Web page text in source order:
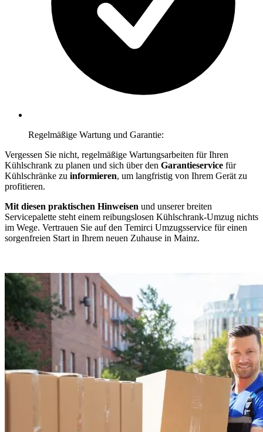
Regelmäßige Wartung und Garantie:
Vergessen Sie nicht, regelmäßige Wartungsarbeiten für Ihren
Kühlschrank zu planen und sich über den Garantieservice für
Kühlschränke zu informieren, um langfristig von Ihrem Gerät zu
profitieren.
Mit diesen praktischen Hinweisen und unserer breiten
Servicepalette steht einem reibungslosen Kühlschrank-Umzug nichts
im Wege. Vertrauen Sie auf den Temirci Umzugsservice für einen
sorgenfreien Start in Ihrem neuen Zuhause in Mainz.